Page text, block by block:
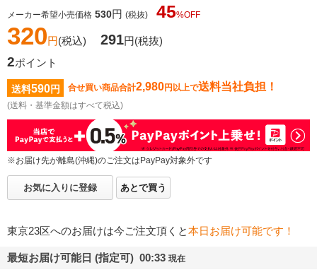
メーカー希望小売価格 530円 (税抜) 45%OFF
320円(税込) 291円(税抜)
2ポイント
送料590円 合せ買い商品合計2,980円以上で送料当社負担！
(送料・基準金額はすべて税込)
※お届け先が離島(沖縄)のご注文はPayPay対象外です
お気に入りに登録 あとで買う
東京23区へのお届けは今ご注文頂くと本日お届け可能です！
最短お届け可能日 (指定可) 00:33 現在